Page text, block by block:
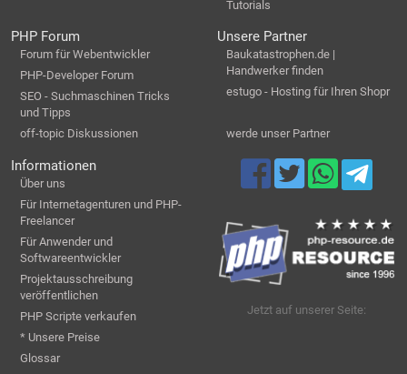
Tutorials
PHP Forum
Forum für Webentwickler
PHP-Developer Forum
SEO - Suchmaschinen Tricks
und Tipps
off-topic Diskussionen
Unsere Partner
Baukatastrophen.de |
Handwerker finden
estugo - Hosting für Ihren Shopr
werde unser Partner
Informationen
Über uns
Für Internetagenturen und PHP-
Freelancer
Für Anwender und
Softwareentwickler
Projektausschreibung
veröffentlichen
PHP Scripte verkaufen
* Unsere Preise
Glossar
Jetzt auf unserer Seite: